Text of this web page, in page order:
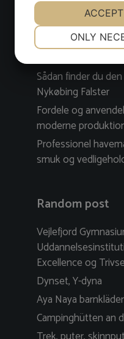
Find
Tool
Få professionel og
Sådan finder du
Nykøbing Falster
Fordele og
moderne
Professionel
smuk og
Random post
Vejlefjord
Excellence og
Dynset, Y-dyna
Aya Naya
Campinghütten an
YES NO
MARKETING
ONLY